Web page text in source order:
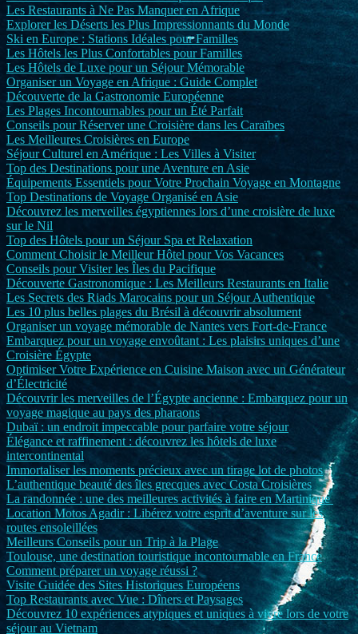
Les Restaurants à Ne Pas Manquer en Afrique
Explorer les Déserts les Plus Impressionnants du Monde
Ski en Europe : Stations Idéales pour Familles
Les Hôtels les Plus Confortables pour Familles
Les Hôtels de Luxe pour un Séjour Mémorable
Organiser un Voyage en Afrique : Guide Complet
Découverte de la Gastronomie Européenne
Les Plages Incontournables pour un Été Parfait
Conseils pour Réserver une Croisière dans les Caraïbes
Les Meilleures Croisières en Europe
Séjour Culturel en Amérique : Les Villes à Visiter
Top des Destinations pour une Aventure en Asie
Équipements Essentiels pour Votre Prochain Voyage en Montagne
Top Destinations de Voyage Organisé en Asie
Découvrez les merveilles égyptiennes lors d’une croisière de luxe
sur le Nil
Top des Hôtels pour un Séjour Spa et Relaxation
Comment Choisir le Meilleur Hôtel pour Vos Vacances
Conseils pour Visiter les Îles du Pacifique
Découverte Gastronomique : Les Meilleurs Restaurants en Italie
Les Secrets des Riads Marocains pour un Séjour Authentique
Les 10 plus belles plages du Brésil à découvrir absolument
Organiser un voyage mémorable de Nantes vers Fort-de-France
Embarquez pour un voyage envoûtant : Les plaisirs uniques d’une
Croisière Égypte
Optimiser Votre Expérience en Cuisine Maison avec un Générateur
d’Électricité
Découvrir les merveilles de l’Égypte ancienne : Embarquez pour un
voyage magique au pays des pharaons
Dubaï : un endroit impeccable pour parfaire votre séjour
Élégance et raffinement : découvrez les hôtels de luxe
intercontinental
Immortaliser les moments précieux avec un tirage lot de photos
L’authentique beauté des îles grecques avec Costa Croisières
La randonnée : une des meilleures activités à faire en Martinique
Location Motos Agadir : Libérez votre esprit d’aventure sur les
routes ensoleillées
Meilleurs Conseils pour un Trip à la Plage
Toulouse, une destination touristique incontournable en France
Comment préparer un voyage réussi ?
Visite Guidée des Sites Historiques Européens
Top Restaurants avec Vue : Dîners et Paysages
Découvrez 10 expériences atypiques et uniques à vivre lors de votre
séjour au Vietnam